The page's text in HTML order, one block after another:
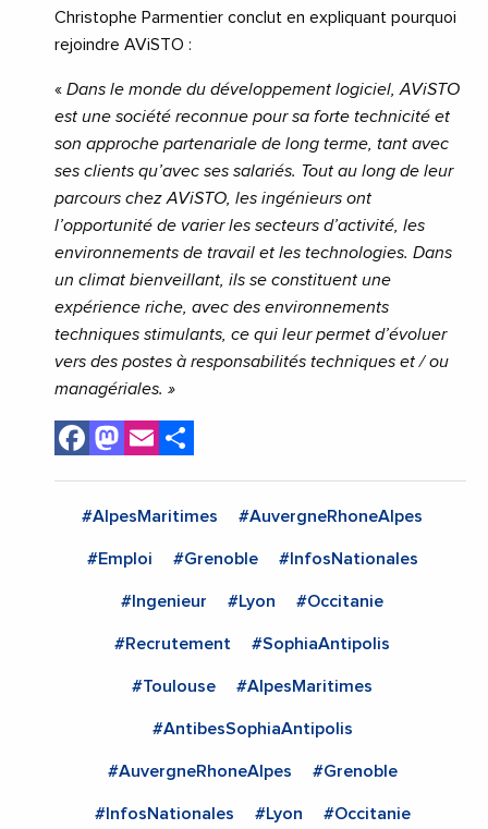
Christophe Parmentier conclut en expliquant pourquoi
rejoindre AViSTO :
« Dans le monde du développement logiciel, AViSTO
est une société reconnue pour sa forte technicité et
son approche partenariale de long terme, tant avec
ses clients qu’avec ses salariés. Tout au long de leur
parcours chez AViSTO, les ingénieurs ont
l’opportunité de varier les secteurs d’activité, les
environnements de travail et les technologies. Dans
un climat bienveillant, ils se constituent une
expérience riche, avec des environnements
techniques stimulants, ce qui leur permet d’évoluer
vers des postes à responsabilités techniques et / ou
managériales. »
Facebook
Mastodon
Email
#AlpesMaritimes #AuvergneRhoneAlpes
#Emploi #Grenoble #InfosNationales
#Ingenieur #Lyon #Occitanie
#Recrutement #SophiaAntipolis
#Toulouse #AlpesMaritimes
#AntibesSophiaAntipolis
#AuvergneRhoneAlpes #Grenoble
#InfosNationales #Lyon #Occitanie